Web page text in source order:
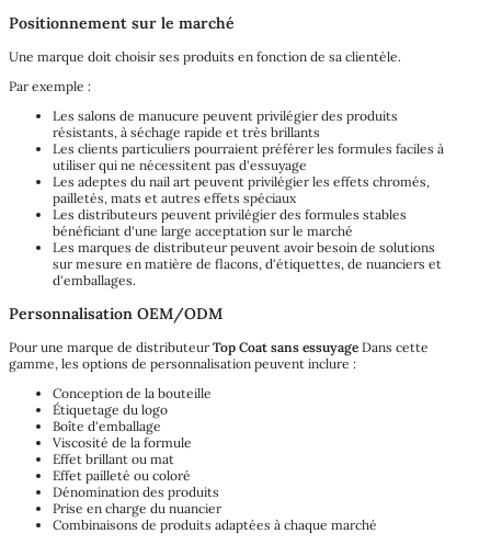
Positionnement sur le marché
Une marque doit choisir ses produits en fonction de sa clientèle.
Par exemple :
Les salons de manucure peuvent privilégier des produits
résistants, à séchage rapide et très brillants
Les clients particuliers pourraient préférer les formules faciles à
utiliser qui ne nécessitent pas d'essuyage
Les adeptes du nail art peuvent privilégier les effets chromés,
pailletés, mats et autres effets spéciaux
Les distributeurs peuvent privilégier des formules stables
bénéficiant d'une large acceptation sur le marché
Les marques de distributeur peuvent avoir besoin de solutions
sur mesure en matière de flacons, d'étiquettes, de nuanciers et
d'emballages.
Personnalisation OEM/ODM
Pour une marque de distributeur Top Coat sans essuyage Dans cette
gamme, les options de personnalisation peuvent inclure :
Conception de la bouteille
Étiquetage du logo
Boîte d'emballage
Viscosité de la formule
Effet brillant ou mat
Effet pailleté ou coloré
Dénomination des produits
Prise en charge du nuancier
Combinaisons de produits adaptées à chaque marché